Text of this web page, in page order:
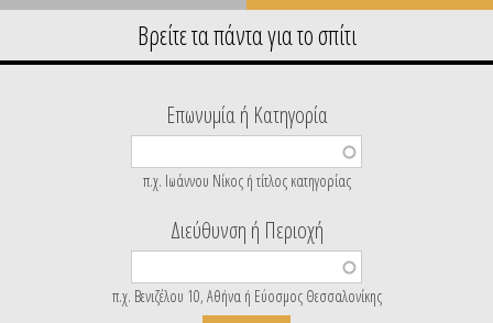
Επωνυμία ή Κατηγορία
π.χ. Ιωάννου Νίκος ή τίτλος κατηγορίας
Διεύθυνση ή Περιοχή
π.χ. Βενιζέλου 10, Αθήνα ή Εύοσμος Θεσσαλονίκης